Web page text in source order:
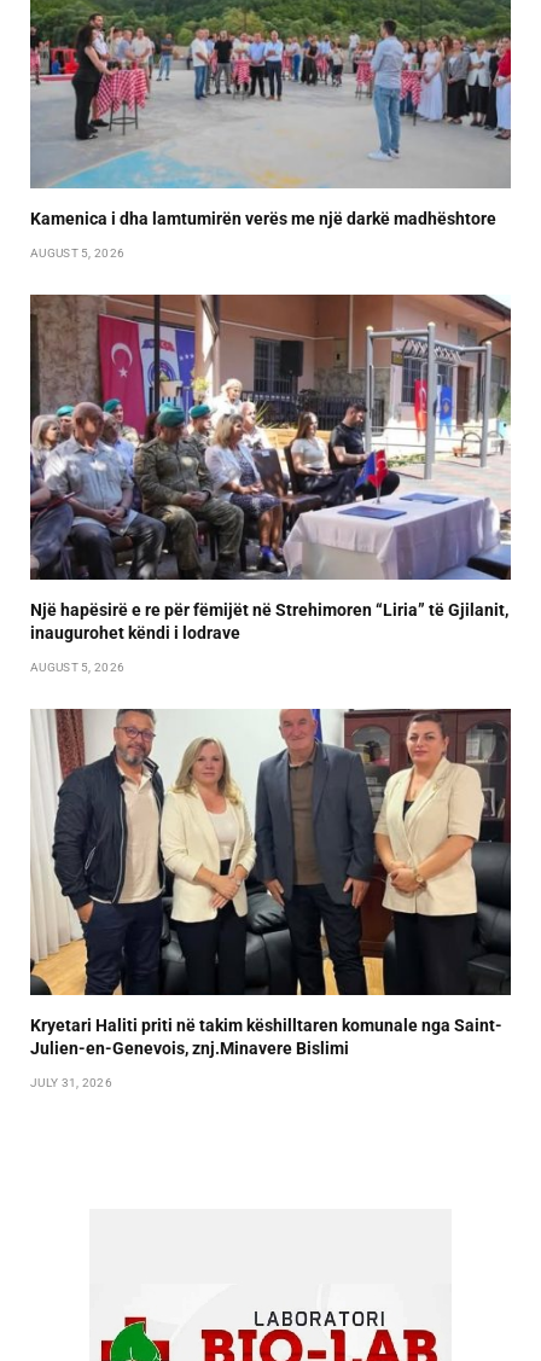
Kamenica i dha lamtumirën verës me një darkë madhështore
AUGUST 5, 2026
Një hapësirë e re për fëmijët në Strehimoren “Liria” të Gjilanit,
inaugurohet këndi i lodrave
AUGUST 5, 2026
Kryetari Haliti priti në takim këshilltaren komunale nga Saint-
Julien-en-Genevois, znj.Minavere Bislimi
JULY 31, 2026